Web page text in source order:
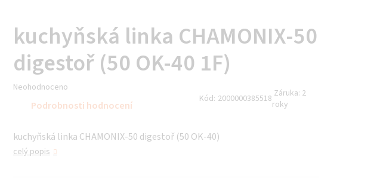
kuchyňská linka CHAMONIX-50
digestoř (50 OK-40 1F)
Průměrné
hodnocení
produktu
0,0
z 5
Neohodnoceno
Podrobnosti hodnocení
Kód: 2000000385518 Záruka: 2
roky
kuchyňská linka CHAMONIX-50 digestoř (50 OK-40)
celý popis